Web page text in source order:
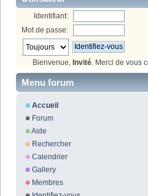
Identifiant:
Mot de passe:
Bienvenue, Invité. Merci de vous
Menu forum
Accueil
Forum
Aide
Rechercher
Calendrier
Gallery
Membres